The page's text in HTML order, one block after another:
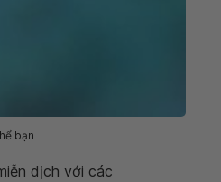
bạn
dịch với các